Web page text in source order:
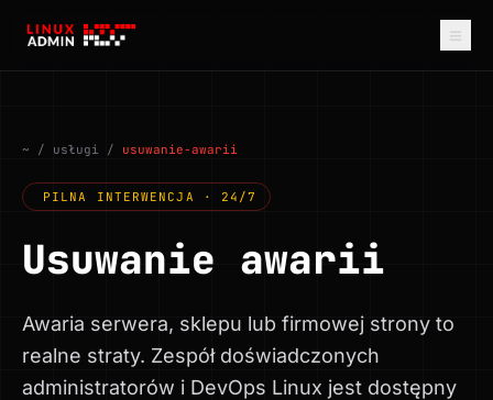
≡
~ / usługi / usuwanie-awarii
PILNA INTERWENCJA · 24/7
Usuwanie awarii
Awaria serwera, sklepu lub firmowej strony to
realne straty. Zespół doświadczonych
administratorów i DevOps Linux jest dostępny